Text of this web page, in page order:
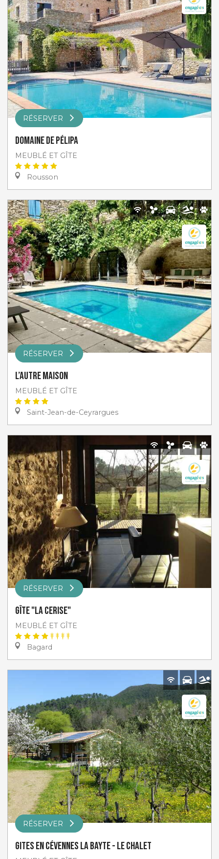
RÉSERVER
Domaine de Pélipa
MEUBLÉ ET GÎTE
Rousson
RÉSERVER
L’Autre Maison
MEUBLÉ ET GÎTE
Saint-Jean-de-Ceyrargues
RÉSERVER
Gîte "La Cerise"
MEUBLÉ ET GÎTE
Bagard
RÉSERVER
Gites En Cévennes La Bayte - Le Chalet